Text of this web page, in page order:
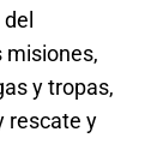
misiones,
y tropas,
rescate y